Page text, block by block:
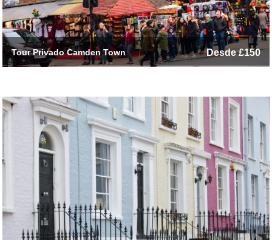
Tour Privado Camden Town Desde £150